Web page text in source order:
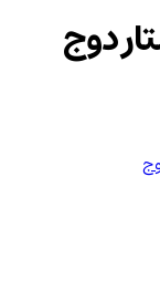
دوج